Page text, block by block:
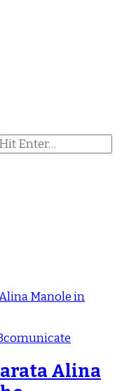
comunicate
arata Alina